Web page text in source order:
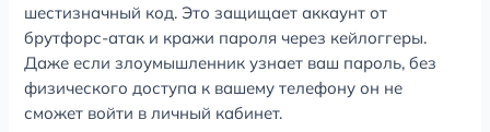
шестизначный код. Это защищает аккаунт от
брутфорс-атак и кражи пароля через кейлоггеры.
Даже если злоумышленник узнает ваш пароль, без
физического доступа к вашему телефону он не
сможет войти в личный кабинет.